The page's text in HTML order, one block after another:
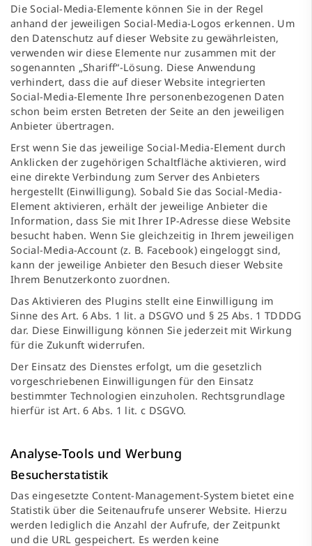
Die Social-Media-Elemente können Sie in der Regel
anhand der jeweiligen Social-Media-Logos erkennen. Um
den Datenschutz auf dieser Website zu gewährleisten,
verwenden wir diese Elemente nur zusammen mit der
sogenannten „Shariff“-Lösung. Diese Anwendung
verhindert, dass die auf dieser Website integrierten
Social-Media-Elemente Ihre personenbezogenen Daten
schon beim ersten Betreten der Seite an den jeweiligen
Anbieter übertragen.
Erst wenn Sie das jeweilige Social-Media-Element durch
Anklicken der zugehörigen Schaltfläche aktivieren, wird
eine direkte Verbindung zum Server des Anbieters
hergestellt (Einwilligung). Sobald Sie das Social-Media-
Element aktivieren, erhält der jeweilige Anbieter die
Information, dass Sie mit Ihrer IP-Adresse diese Website
besucht haben. Wenn Sie gleichzeitig in Ihrem jeweiligen
Social-Media-Account (z. B. Facebook) eingeloggt sind,
kann der jeweilige Anbieter den Besuch dieser Website
Ihrem Benutzerkonto zuordnen.
Das Aktivieren des Plugins stellt eine Einwilligung im
Sinne des Art. 6 Abs. 1 lit. a DSGVO und § 25 Abs. 1 TDDDG
dar. Diese Einwilligung können Sie jederzeit mit Wirkung
für die Zukunft widerrufen.
Der Einsatz des Dienstes erfolgt, um die gesetzlich
vorgeschriebenen Einwilligungen für den Einsatz
bestimmter Technologien einzuholen. Rechtsgrundlage
hierfür ist Art. 6 Abs. 1 lit. c DSGVO.
Analyse-Tools und Werbung
Besucherstatistik
Das eingesetzte Content-Management-System bietet eine
Statistik über die Seitenaufrufe unserer Website. Hierzu
werden lediglich die Anzahl der Aufrufe, der Zeitpunkt
und die URL gespeichert. Es werden keine